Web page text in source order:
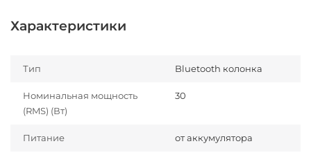
Характеристики
Тип Bluetooth колонка
Номинальная мощность
(RMS) (Вт)
30
Питание от аккумулятора